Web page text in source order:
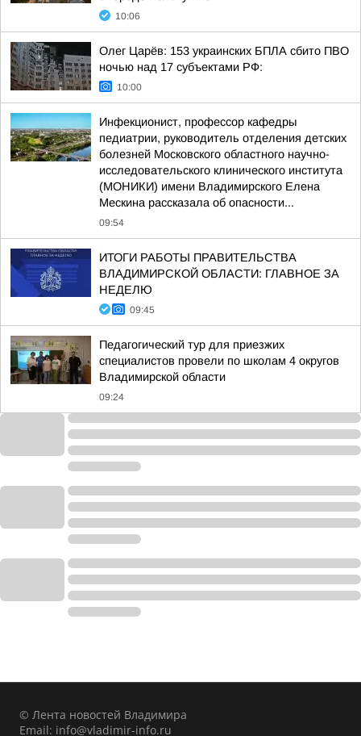
10:06
Олег Царёв: 153 украинских БПЛА сбито ПВО
ночью над 17 субъектами РФ:
10:00
Инфекционист, профессор кафедры
педиатрии, руководитель отделения детских
болезней Московского областного научно-
исследовательского клинического института
(МОНИКИ) имени Владимирского Елена
Мескина рассказала об опасности...
09:54
ИТОГИ РАБОТЫ ПРАВИТЕЛЬСТВА
ВЛАДИМИРСКОЙ ОБЛАСТИ: ГЛАВНОЕ ЗА
НЕДЕЛЮ
09:45
Педагогический тур для приезжих
специалистов провели по школам 4 округов
Владимирской области
09:24
© Лента новостей Владимира
Email: info@vladimir-info.ru